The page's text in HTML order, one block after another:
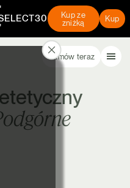
Kup ze
zniżką
Kup
Zamów teraz